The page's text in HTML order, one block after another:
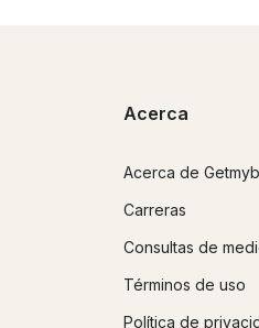
Acerca
Acerca de
Carreras
Consultas de
Términos de uso
Política de